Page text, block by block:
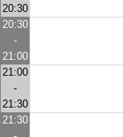
20:30
20:30
-
21:00
21:00
-
21:30
21:30